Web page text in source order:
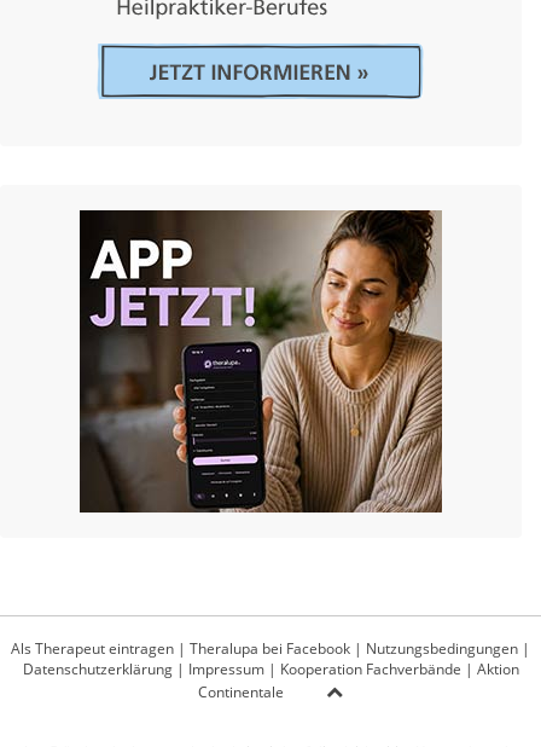
Als Therapeut eintragen | Theralupa bei Facebook | Nutzungsbedingungen |
Datenschutzerklärung| Impressum| Kooperation Fachverbände | Aktion
Continentale